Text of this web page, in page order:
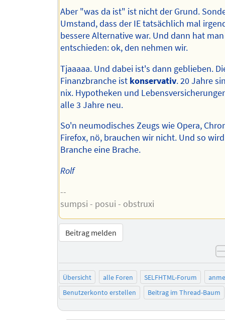
Aber "was da ist" ist nicht der Grund.
Umstand, dass der IE tatsächlich mal
bessere Alternative war. Und dann hat man
entschieden: ok, den nehmen wir.
Tjaaaaa. Und dabei ist's dann geblieben.
Finanzbranche ist konservativ. 20 Jahre
nix. Hypotheken und
alle 3 Jahre neu.
So'n neumodisches Zeugs wie Opera,
Firefox, nö, brauchen wir nicht. Und so
Branche eine Brache.
Rolf
--
sumpsi - posui - obstruxi
Beitrag melden
Übersicht alle Foren SELFHTML-Forum
Benutzerkonto erstellen
Beitrag im Thread-Baum